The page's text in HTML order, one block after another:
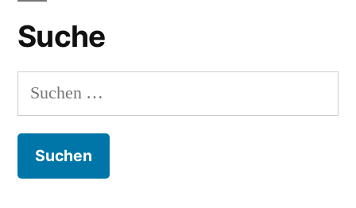
Suche
Suchen
nach: